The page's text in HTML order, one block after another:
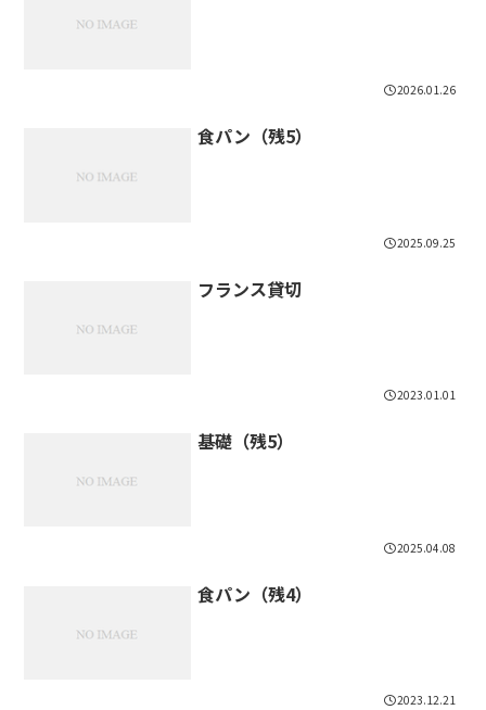
2026.01.26
食パン（残5）
2025.09.25
フランス貸切
2023.01.01
基礎（残5）
2025.04.08
食パン（残4）
2023.12.21